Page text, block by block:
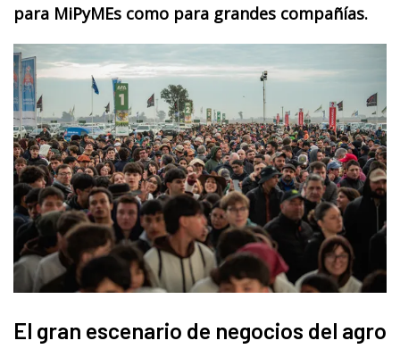
para MiPyMEs como para grandes compañías.
El gran escenario de negocios del agro